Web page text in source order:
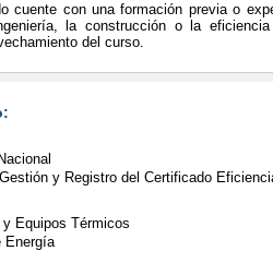
cuente con una formación previa o
la construcción o la
del curso.
y Registro del Certificado
Equipos Térmicos
Energía